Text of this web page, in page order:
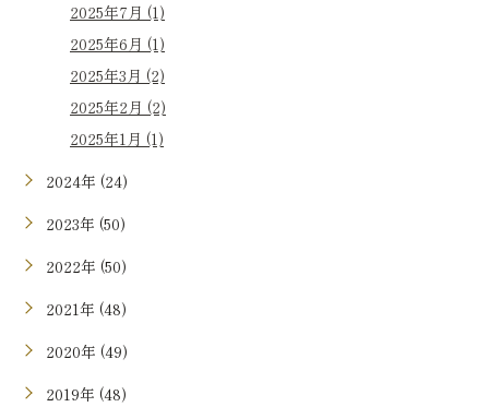
2025年7月 (1)
2025年6月 (1)
2025年3月 (2)
2025年2月 (2)
2025年1月 (1)
2024年 (24)
2023年 (50)
2022年 (50)
2021年 (48)
2020年 (49)
2019年 (48)